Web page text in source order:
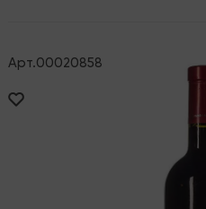
Арт.00020858